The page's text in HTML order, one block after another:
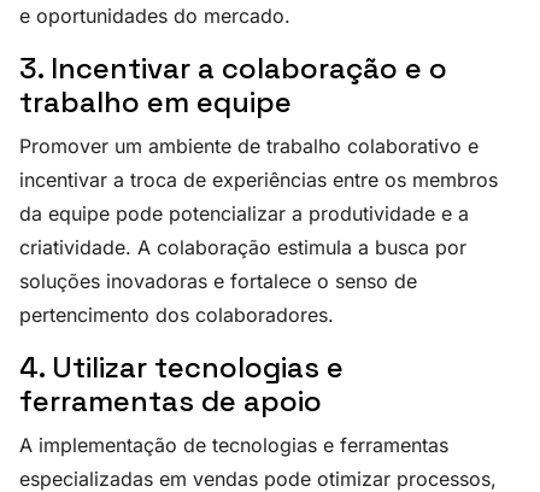
e oportunidades do mercado.
3. Incentivar a colaboração e o
trabalho em equipe
Promover um ambiente de trabalho colaborativo e
incentivar a troca de experiências entre os membros
da equipe pode potencializar a produtividade e a
criatividade. A colaboração estimula a busca por
soluções inovadoras e fortalece o senso de
pertencimento dos colaboradores.
4. Utilizar tecnologias e
ferramentas de apoio
A implementação de tecnologias e ferramentas
especializadas em vendas pode otimizar processos,